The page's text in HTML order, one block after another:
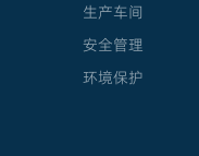
生产车间
安全管理
环境保护